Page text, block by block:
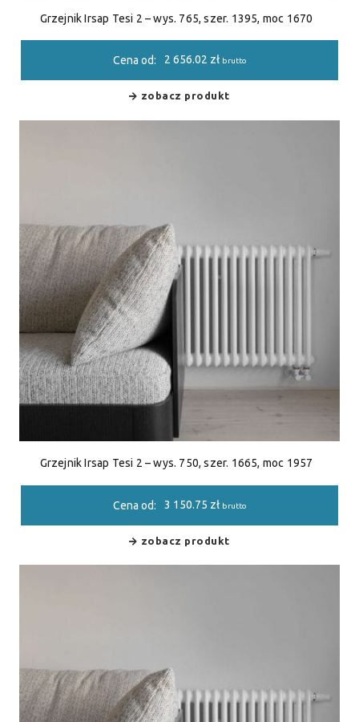
Grzejnik Irsap Tesi 2 – wys. 765, szer. 1395, moc 1670
Cena od: 2 656.02 zł brutto
zobacz produkt
Grzejnik Irsap Tesi 2 – wys. 750, szer. 1665, moc 1957
Cena od: 3 150.75 zł brutto
zobacz produkt